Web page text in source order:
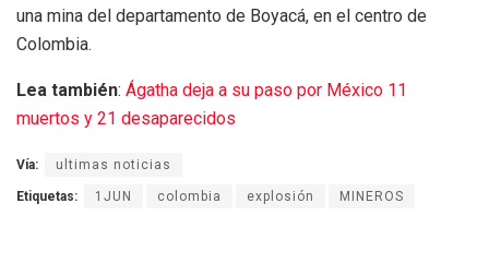
una mina del departamento de Boyacá, en el centro de
Colombia.
Lea también: Ágatha deja a su paso por México 11
muertos y 21 desaparecidos
Vía: ultimas noticias
Etiquetas: 1JUN colombia explosión MINEROS